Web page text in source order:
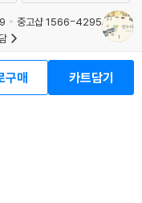
문장들, 소뼈를 단숨에 가
함과 슬픔이 바로 이 소설
구매 카트담기
중고샵 1566-4295
소년보호정책